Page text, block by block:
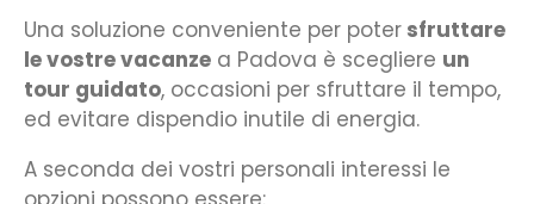
Una soluzione conveniente per poter sfruttare
le vostre vacanze a Padova è scegliere un
tour guidato, occasioni per sfruttare il tempo,
ed evitare dispendio inutile di energia.
A seconda dei vostri personali interessi le